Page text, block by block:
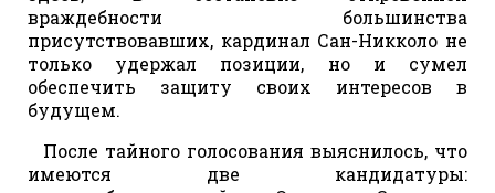
враждебности большинства
присутствовавших, кардинал Сан-Никколо не
только удержал позиции, но и сумел
обеспечить защиту своих интересов в
будущем.
После тайного голосования выяснилось, что
имеются две кандидатуры: